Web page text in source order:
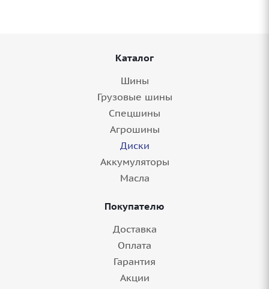
Каталог
Шины
Грузовые шины
Спецшины
Агрошины
Диски
Аккумуляторы
Масла
Покупателю
Доставка
Оплата
Гарантия
Акции